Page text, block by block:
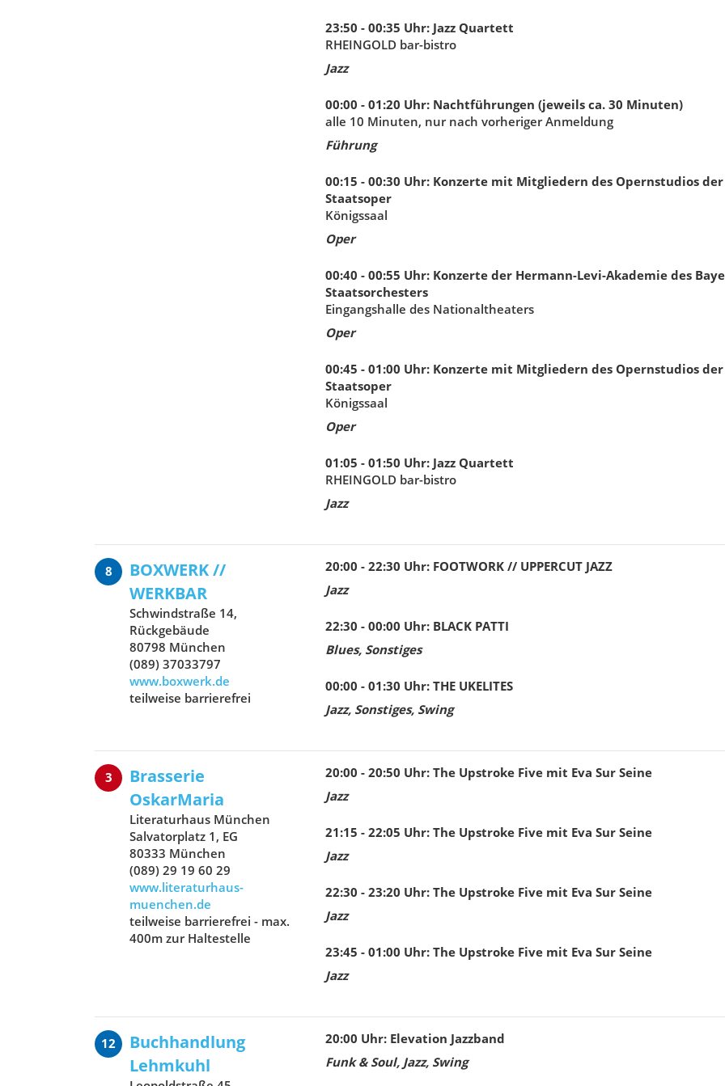
23:50 - 00:35 Uhr: Jazz Quartett
RHEINGOLD bar-bistro
Jazz
00:00 - 01:20 Uhr: Nachtführungen (jeweils ca. 30 Minuten)
alle 10 Minuten, nur nach vorheriger Anmeldung
Führung
00:15 - 00:30 Uhr: Konzerte mit Mitgliedern des Opernstudios
Staatsoper
Königssaal
Oper
00:40 - 00:55 Uhr: Konzerte der Hermann-Levi-Akademie des
Staatsorchesters
Eingangshalle des Nationaltheaters
Oper
00:45 - 01:00 Uhr: Konzerte mit Mitgliedern des Opernstudios
Staatsoper
Königssaal
Oper
01:05 - 01:50 Uhr: Jazz Quartett
RHEINGOLD bar-bistro
Jazz
8
BOXWERK //
WERKBAR
Schwindstraße 14,
Rückgebäude
80798 München
(089) 37033797
www.boxwerk.de
teilweise barrierefrei
20:00 - 22:30 Uhr: FOOTWORK // UPPERCUT JAZZ
Jazz
22:30 - 00:00 Uhr: BLACK PATTI
Blues, Sonstiges
00:00 - 01:30 Uhr: THE UKELITES
Jazz, Sonstiges, Swing
3
Brasserie
OskarMaria
Literaturhaus München
Salvatorplatz 1, EG
80333 München
(089) 29 19 60 29
www.literaturhaus-
muenchen.de
teilweise barrierefrei - max.
400m zur Haltestelle
20:00 - 20:50 Uhr: The Upstroke Five mit Eva Sur Seine
Jazz
21:15 - 22:05 Uhr: The Upstroke Five mit Eva Sur Seine
Jazz
22:30 - 23:20 Uhr: The Upstroke Five mit Eva Sur Seine
Jazz
23:45 - 01:00 Uhr: The Upstroke Five mit Eva Sur Seine
Jazz
12
Buchhandlung
Lehmkuhl
20:00 Uhr: Elevation Jazzband
Funk & Soul, Jazz, Swing